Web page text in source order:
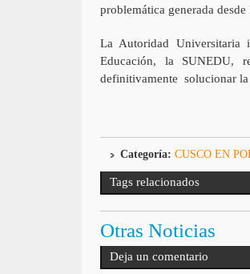
problemática generada
La Autoridad Universitaria
Educación, la SUNEDU,
definitivamente solucionar la
Categoría: CUSCO EN
Tags relacionados
Otras Noticias
Deja un comentario